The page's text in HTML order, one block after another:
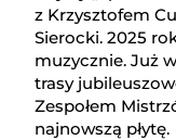
z Krzysztofem
Sierocki. 2025
muzycznie. Już
trasy
Zespołem
najnowszą płytę.